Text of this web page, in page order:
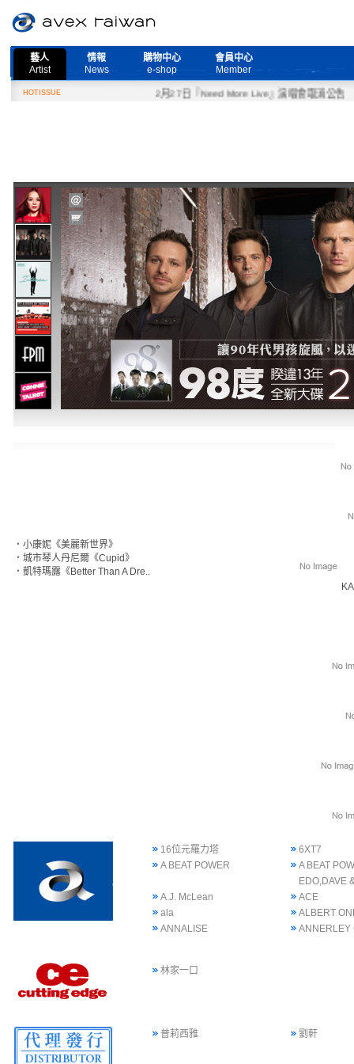
藝人
Artist
情報
News
購物中心
e-shop
會員中心
Member
HOTISSUE 2月27日『Need More Live』演唱會取消公告
‧ 小康妮《美麗新世界》
‧ 城市琴人丹尼爾《Cupid》
‧ 凱特瑪露《Better Than A Dre..
16位元羅力塔
6XT7
A BEAT POWER
A BEAT
EDO,DAVE
A.J. McLean
ACE
ala
ALBERT
ANNALISE
ANNERLEY
林家一口
普莉西雅 劉軒